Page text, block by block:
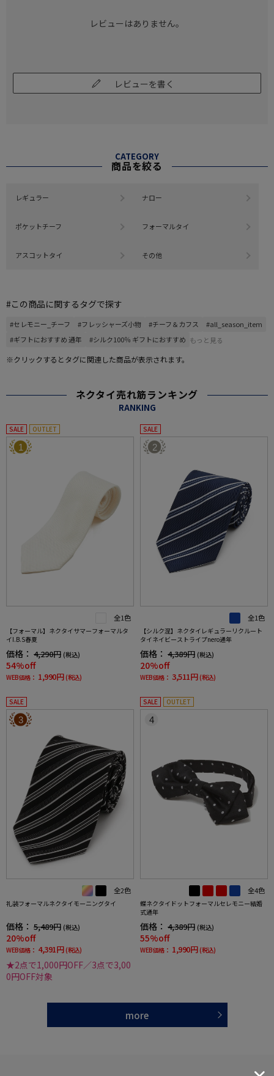
レビューはありません。
レビューを書く
CATEGORY
商品を絞る
レギュラー ナロー
ポケットチーフ フォーマルタイ
アスコットタイ その他
#この商品に関するタグで探す
#セレモニー_チーフ #フレッシャーズ小物 #チーフ＆カフス
#all_season_item
#ギフトにおすすめ 通年
#シルク100％ ギフトにおすすめ もっと見る
※クリックするとタグに関連した商品が表示されます。
ネクタイ売れ筋ランキング
RANKING
SALE OUTLET
1
全1色
【フォーマル】ネクタイサマーフォーマルタ
イI.B.S春夏
価格： 4,290円 (税込)
54%off
WEB価格： 1,990円 (税込)
SALE
2
全1色
【シルク混】ネクタイレギュラーリクルート
タイネイビーストライプnero通年
価格： 4,389円 (税込)
20%off
WEB価格： 3,511円 (税込)
SALE
3
全2色
礼装フォーマルネクタイモーニングタイ
価格： 5,489円 (税込)
20%off
WEB価格： 4,391円 (税込)
★2点で1,000円OFF／3点で3,00
0円OFF対象
SALE OUTLET
4
全4色
蝶ネクタイドットフォーマルセレモニー結婚
式通年
価格： 4,389円 (税込)
55%off
WEB価格： 1,990円 (税込)
more